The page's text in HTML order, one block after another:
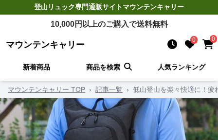
登山リュック専門通販サイトマウンテンキャリー
10,000円以上のご購入で送料無料
マウンテンキャリー 0 0
新着商品 商品を検索 人気ランキング
マウンテンキャリー TOP › 記事一覧 › 低山登山を楽々快適に！疲